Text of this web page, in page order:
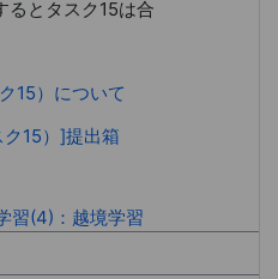
るとタスク15は合
15）について
ページ
15）]提出箱
習(4)：越境学習